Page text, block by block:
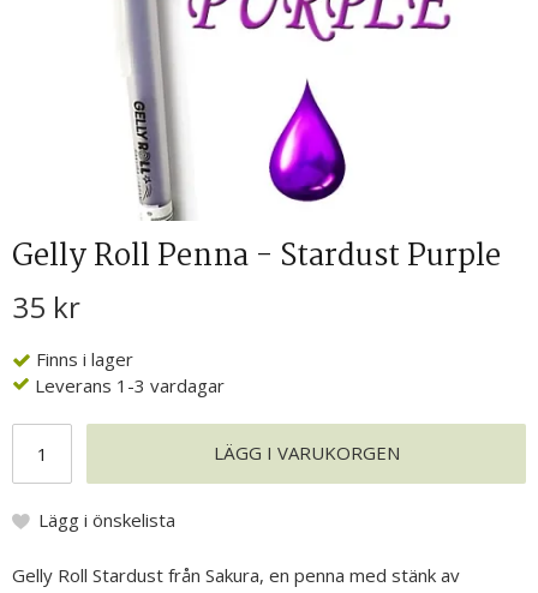
Gelly Roll Penna - Stardust Purple
35 kr
Finns i lager
Leverans 1-3 vardagar
LÄGG I VARUKORGEN
Lägg i önskelista
Gelly Roll Stardust från Sakura, en penna med stänk av